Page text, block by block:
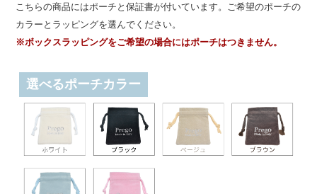
こちらの商品にはポーチと保証書が付いています。ご希望のポーチの
カラーとラッピングを選んでください。
※ボックスラッピングをご希望の場合にはポーチはつきません。
選べるポーチカラー